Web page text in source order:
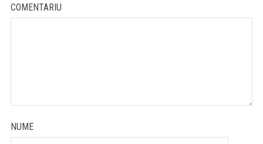
COMENTARIU
NUME